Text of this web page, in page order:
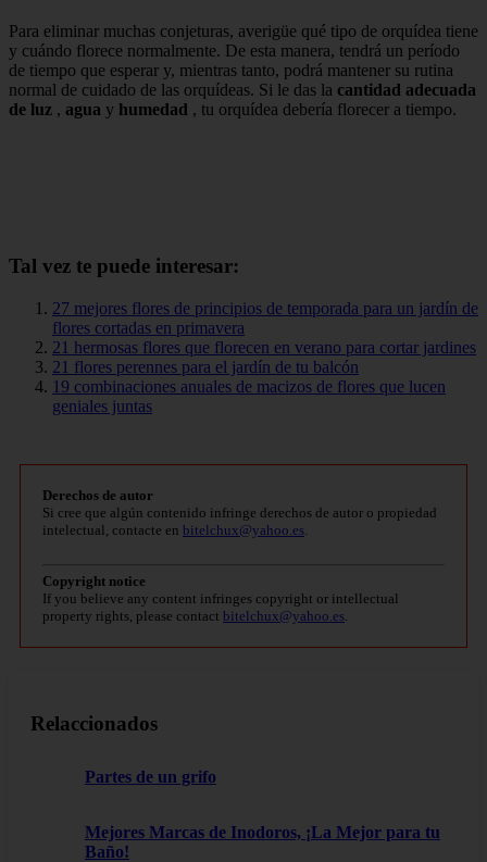
Para eliminar muchas conjeturas, averigüe qué tipo de orquídea tiene
y cuándo florece normalmente. De esta manera, tendrá un período
de tiempo que esperar y, mientras tanto, podrá mantener su rutina
normal de cuidado de las orquídeas. Si le das la cantidad adecuada
de luz , agua y humedad , tu orquídea debería florecer a tiempo.
Tal vez te puede interesar:
27 mejores flores de principios de temporada para un jardín de
flores cortadas en primavera
21 hermosas flores que florecen en verano para cortar jardines
21 flores perennes para el jardín de tu balcón
19 combinaciones anuales de macizos de flores que lucen
geniales juntas
Derechos de autor
Si cree que algún contenido infringe derechos de autor o propiedad
intelectual, contacte en bitelchux@yahoo.es.
Copyright notice
If you believe any content infringes copyright or intellectual
property rights, please contact bitelchux@yahoo.es.
Relaccionados
Partes de un grifo
Mejores Marcas de Inodoros, ¡La Mejor para tu
Baño!